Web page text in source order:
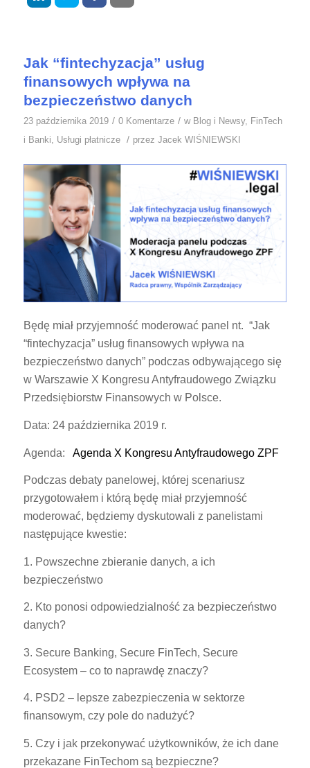
Jak “fintechyzacja” usług
finansowych wpływa na
bezpieczeństwo danych
23 października 2019 / 0 Komentarze / w Blog i Newsy, FinTech
i Banki, Usługi płatnicze / przez Jacek WIŚNIEWSKI
Będę miał przyjemność moderować panel nt. “Jak
“fintechyzacja” usług finansowych wpływa na
bezpieczeństwo danych” podczas odbywającego się
w Warszawie X Kongresu Antyfraudowego Związku
Przedsiębiorstw Finansowych w Polsce.
Data: 24 października 2019 r.
Agenda: Agenda X Kongresu Antyfraudowego ZPF
Podczas debaty panelowej, której scenariusz
przygotowałem i którą będę miał przyjemność
moderować, będziemy dyskutowali z panelistami
następujące kwestie:
1. Powszechne zbieranie danych, a ich
bezpieczeństwo
2. Kto ponosi odpowiedzialność za bezpieczeństwo
danych?
3. Secure Banking, Secure FinTech, Secure
Ecosystem – co to naprawdę znaczy?
4. PSD2 – lepsze zabezpieczenia w sektorze
finansowym, czy pole do nadużyć?
5. Czy i jak przekonywać użytkowników, że ich dane
przekazane FinTechom są bezpieczne?